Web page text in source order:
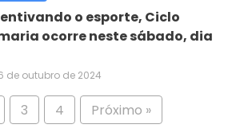
o esporte, Ciclo
ocorre neste sábado, dia
de outubro de 2024
3 4 Próximo »